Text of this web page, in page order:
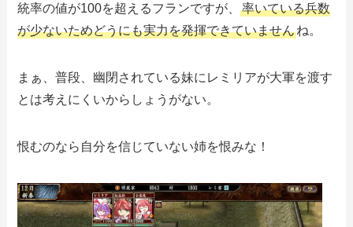
統率の値が100を超えるフランですが、率いている兵数
が少ないためどうにも実力を発揮できていませんね。
まぁ、普段、幽閉されている妹にレミリアが大軍を渡す
とは考えにくいからしょうがない。
恨むのなら自分を信じていない姉を恨みな！